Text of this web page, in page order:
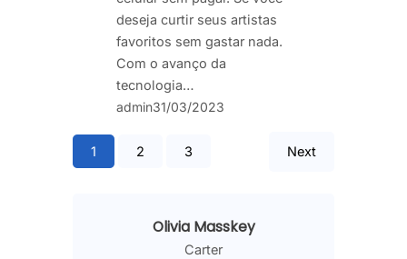
deseja curtir seus artistas
favoritos sem gastar nada.
Com o avanço da
tecnologia…
admin31/03/2023
1 2 3 Next
Olivia Masskey
Carter